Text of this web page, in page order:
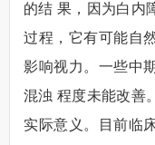
的结 果，因为白内
过程，它有可能自
影响视力。一些中
混浊 程度未能改善
实际意义。目前临